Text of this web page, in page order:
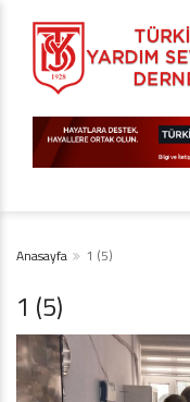
Anasayfa 1 (5)
1 (5)